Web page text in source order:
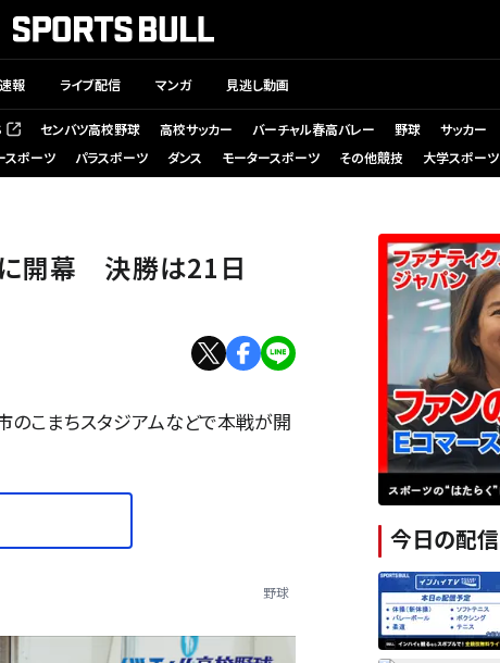
速報 ライブ配信 マンガ 見逃し動画
） センバツ高校野球 高校サッカー バーチャル春高バレー 野球 サッカー
スポーツ パラスポーツ ダンス モータースポーツ その他競技 大学スポーツ
開幕 決勝は21日
こまちスタジアムなどで本戦が開
野球
今日の配信